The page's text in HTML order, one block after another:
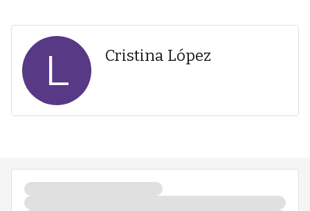
L Cristina López